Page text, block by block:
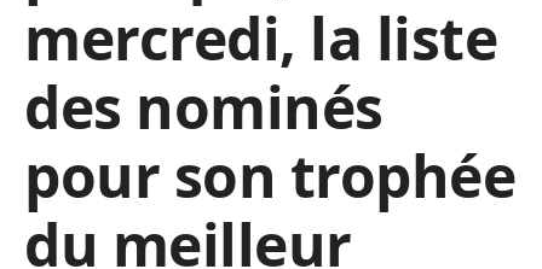
mercredi, la liste
des nominés
pour son trophée
du meilleur